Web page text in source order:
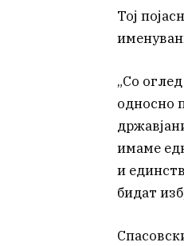
Тој
„Со
односно
имаме
и
бидат